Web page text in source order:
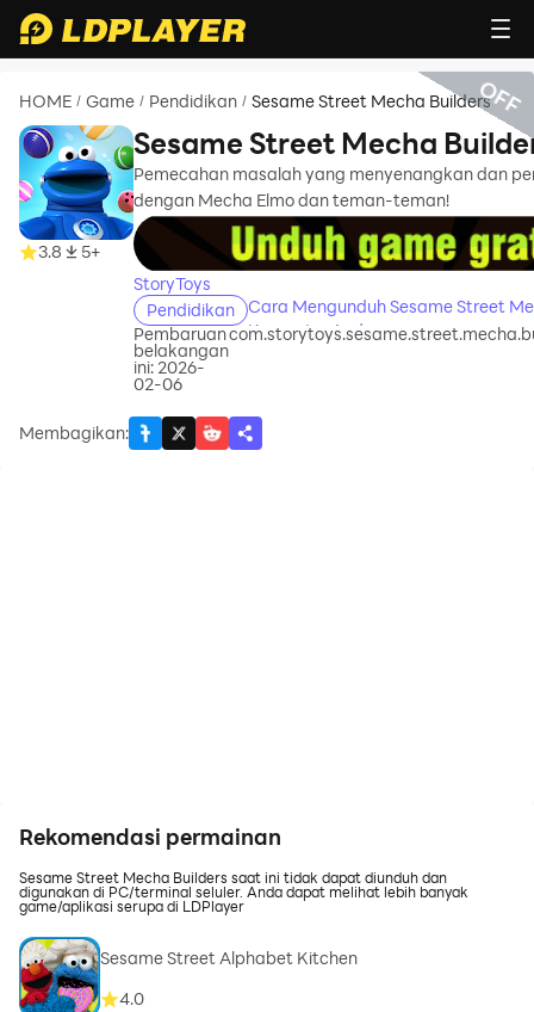
HOME / Game / Pendidikan / Sesame Street Mecha Builders
3.8 5+
Sesame Street Mecha
Pemecahan masalah yang menyenangkan dan
dengan Mecha Elmo dan teman-teman!
recommend
StoryToys
Pendidikan
Cara Mengunduh Sesame Street
Komputer Anda
Pembaruan
belakangan
ini: 2026-
02-06
Membagikan:
OFF
Rekomendasi permainan
Sesame Street Mecha Builders saat ini tidak dapat diunduh dan
digunakan di PC/terminal seluler. Anda dapat melihat lebih banyak
game/aplikasi serupa di LDPlayer
Sesame Street Alphabet Kitchen
4.0